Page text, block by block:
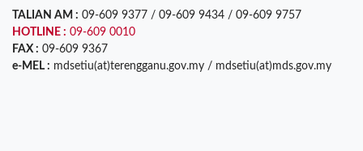
TALIAN AM : 09-609 9377 / 09-609 9434 / 09-609 9757
HOTLINE : 09-609 0010
FAX : 09-609 9367
e-MEL : mdsetiu(at)terengganu.gov.my / mdsetiu(at)mds.gov.my